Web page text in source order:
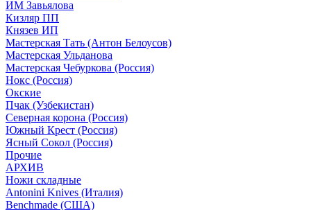
ИМ Завьялова
Кизляр ПП
Князев ИП
Мастерская Тать (Антон Белоусов)
Мастерская Ульданова
Мастерская Чебуркова (Россия)
Нокс (Россия)
Окские
Пчак (Узбекистан)
Северная корона (Россия)
Южный Крест (Россия)
Ясный Сокол (Россия)
Прочие
АРХИВ
Ножи складные
Antonini Knives (Италия)
Benchmade (США)